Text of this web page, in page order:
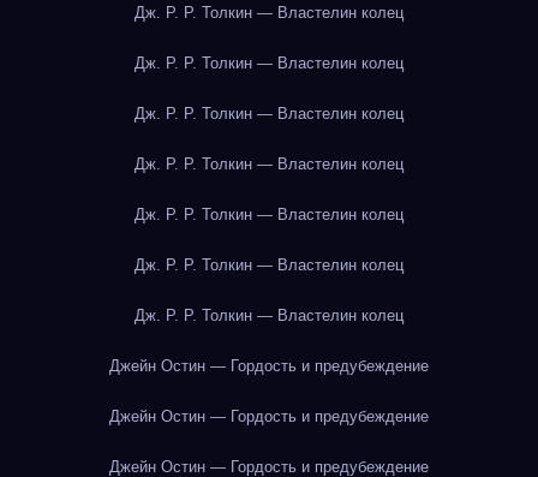
Дж. Р. Р. Толкин — Властелин колец
Дж. Р. Р. Толкин — Властелин колец
Дж. Р. Р. Толкин — Властелин колец
Дж. Р. Р. Толкин — Властелин колец
Дж. Р. Р. Толкин — Властелин колец
Дж. Р. Р. Толкин — Властелин колец
Дж. Р. Р. Толкин — Властелин колец
Джейн Остин — Гордость и предубеждение
Джейн Остин — Гордость и предубеждение
Джейн Остин — Гордость и предубеждение